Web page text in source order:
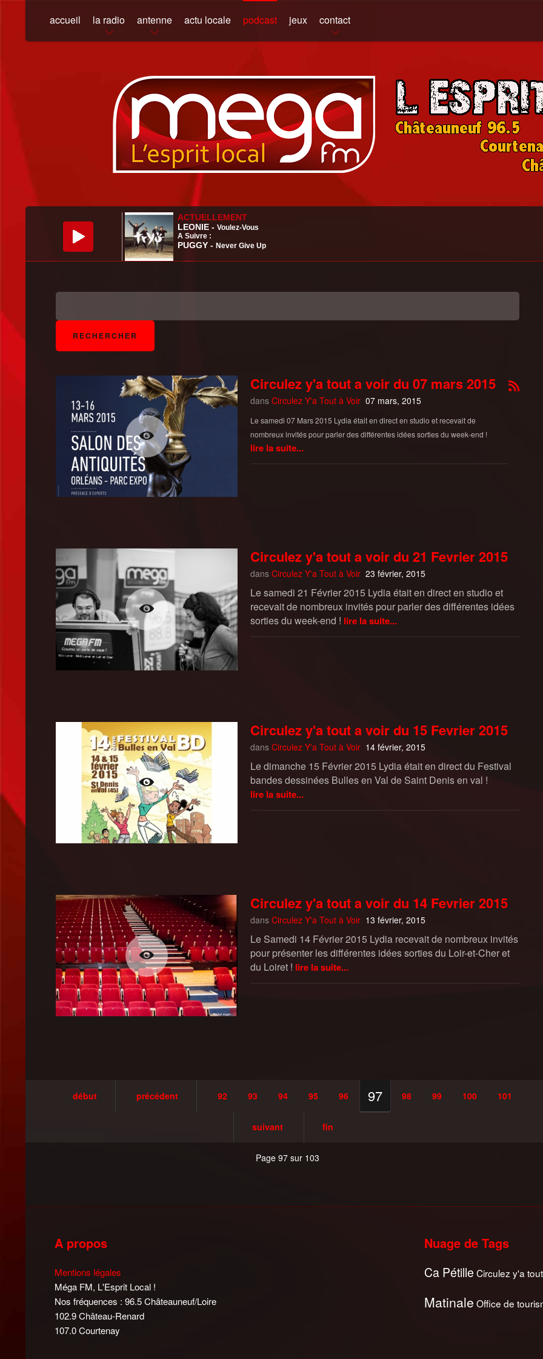
accueil la radio antenne actu locale podcast jeux contact
Circulez y'a tout a voir du 07 mars 2015
dans Circulez Y'a Tout à Voir 07 mars, 2015
Le samedi 07 Mars 2015 Lydia était en direct en studio et recevait de
nombreux invités pour parler des différentes idées sorties du week-end !
lire la suite...
Circulez y'a tout a voir du 21 Fevrier 2015
dans Circulez Y'a Tout à Voir 23 février, 2015
Le samedi 21 Février 2015 Lydia était en direct en studio et
recevait de nombreux invités pour parler des différentes idées
sorties du week-end ! lire la suite...
Circulez y'a tout a voir du 15 Fevrier 2015
dans Circulez Y'a Tout à Voir 14 février, 2015
Le dimanche 15 Février 2015 Lydia était en direct du Festival
bandes dessinées Bulles en Val de Saint Denis en val !
lire la suite...
Circulez y'a tout a voir du 14 Fevrier 2015
dans Circulez Y'a Tout à Voir 13 février, 2015
Le Samedi 14 Février 2015 Lydia recevait de nombreux invités
pour présenter les différentes idées sorties du Loir-et-Cher et
du Loiret ! lire la suite...
début précédent 92 93 94 95 96 97 98 99 100 101
suivant fin
Page 97 sur 103
A propos
Mentions légales
Méga FM, L'Esprit Local !
Nos fréquences : 96.5 Châteauneuf/Loire
102.9 Château-Renard
107.0 Courtenay
Nuage de Tags
Ca Pétille Circulez y'a
Matinale Office de